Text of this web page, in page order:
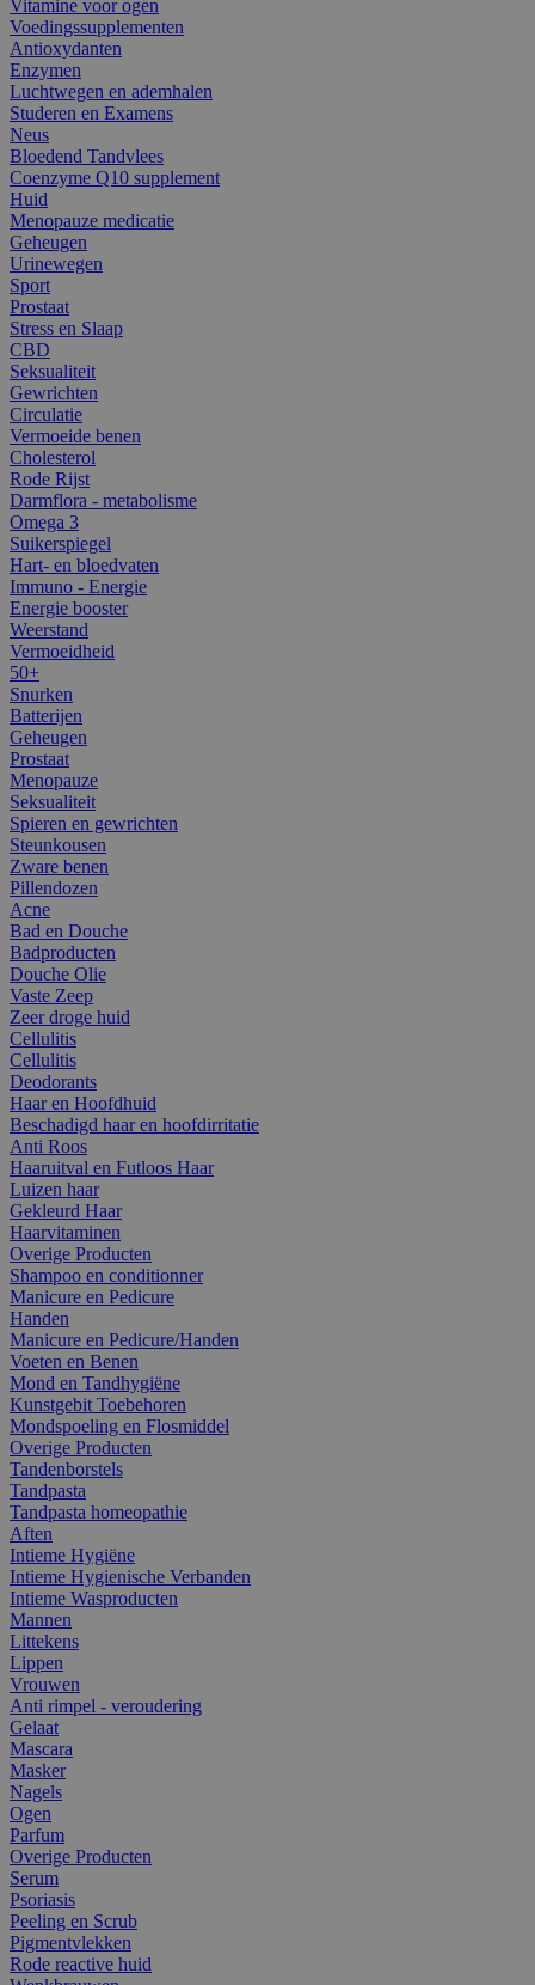
Vitamine voor ogen
Voedingssupplementen
Antioxydanten
Enzymen
Luchtwegen en ademhalen
Studeren en Examens
Neus
Bloedend Tandvlees
Coenzyme Q10 supplement
Huid
Menopauze medicatie
Geheugen
Urinewegen
Sport
Prostaat
Stress en Slaap
CBD
Seksualiteit
Gewrichten
Circulatie
Vermoeide benen
Cholesterol
Rode Rijst
Darmflora - metabolisme
Omega 3
Suikerspiegel
Hart- en bloedvaten
Immuno - Energie
Energie booster
Weerstand
Vermoeidheid
50+
Snurken
Batterijen
Geheugen
Prostaat
Menopauze
Seksualiteit
Spieren en gewrichten
Steunkousen
Zware benen
Pillendozen
Acne
Bad en Douche
Badproducten
Douche Olie
Vaste Zeep
Zeer droge huid
Cellulitis
Cellulitis
Deodorants
Haar en Hoofdhuid
Beschadigd haar en hoofdirritatie
Anti Roos
Haaruitval en Futloos Haar
Luizen haar
Gekleurd Haar
Haarvitaminen
Overige Producten
Shampoo en conditionner
Manicure en Pedicure
Handen
Manicure en Pedicure/Handen
Voeten en Benen
Mond en Tandhygiëne
Kunstgebit Toebehoren
Mondspoeling en Flosmiddel
Overige Producten
Tandenborstels
Tandpasta
Tandpasta homeopathie
Aften
Intieme Hygiëne
Intieme Hygienische Verbanden
Intieme Wasproducten
Mannen
Littekens
Lippen
Vrouwen
Anti rimpel - veroudering
Gelaat
Mascara
Masker
Nagels
Ogen
Parfum
Overige Producten
Serum
Psoriasis
Peeling en Scrub
Pigmentvlekken
Rode reactive huid